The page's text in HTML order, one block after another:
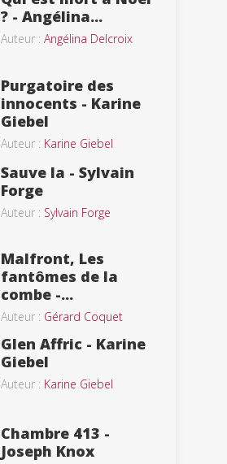
? - Angélina...
Auteur : Angélina Delcroix
Purgatoire des
innocents - Karine
Giebel
Auteur : Karine Giebel
Sauve la - Sylvain
Forge
Auteur : Sylvain Forge
Malfront, Les
fantômes de la
combe -...
Auteur : Gérard Coquet
Glen Affric - Karine
Giebel
Auteur : Karine Giebel
Chambre 413 -
Joseph Knox